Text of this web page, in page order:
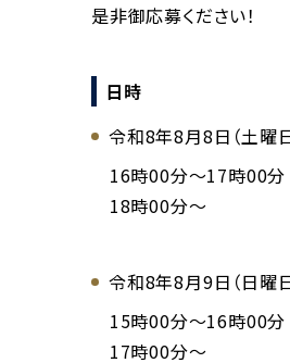
是非御応募ください！
日時
令和8年8月8日（土曜日
16時00分～17時00
18時00分～
令和8年8月9日（日曜日
15時00分～16時00
17時00分～